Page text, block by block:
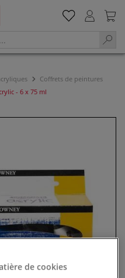
Coffrets de peintures
- 6 x 75 ml
de cookies